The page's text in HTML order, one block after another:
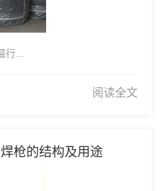
行...
阅读全文
枪的结构及用途